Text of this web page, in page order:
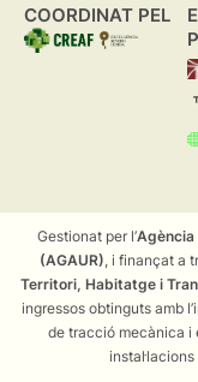
COORDINAT PEL
Gestionat per l’Agència
(AGAUR), i finançat a
Territori, Habitatge i
ingressos obtinguts amb
de tracció mecànica i